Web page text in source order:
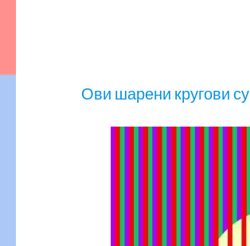
Ови шарени кругови су